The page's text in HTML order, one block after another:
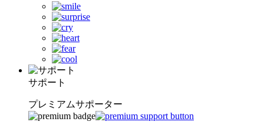
サポート
プレミアムサポーター